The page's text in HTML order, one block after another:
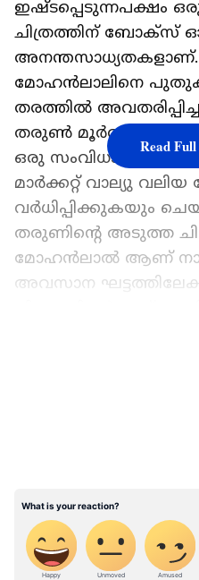
ഇഷ്ടപ്പെടുന്നപക്ഷം
ചിത്രത്തിന് ബോക്സ്
മോഹന്‍ലാലിനെ
തരത്തില്‍
തരുണ്‍ മൂര്‍ത്തി
ഒരു
മാര്‍ക്കറ്റ് വാല്യു
വര്‍ധിപ്പിക്കുകയും
തരുണിന്‍റെ അടുത്ത
മോഹന്‍ലാല്‍ ആണ്
അവസാന
നേടുകയാണ്.
മോഹന്‍ലാല്‍
Read